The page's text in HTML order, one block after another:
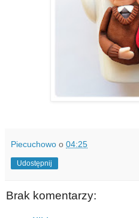
Piecuchowo o 04:25
Udostępnij
Brak komentarzy: